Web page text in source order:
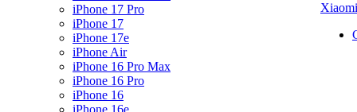
iPhone 17 Pro
iPhone 17
iPhone 17e
iPhone Air
iPhone 16 Pro Max
iPhone 16 Pro
iPhone 16
iPhone 16e
Xiaomi